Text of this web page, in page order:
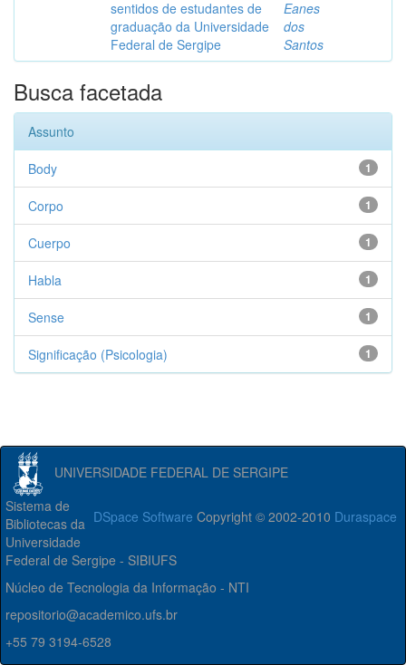
sentidos de estudantes de
graduação da Universidade
Federal de Sergipe
Eanes
dos
Santos
Busca facetada
Assunto
1
Body
1
Corpo
1
Cuerpo
1
Habla
1
Sense
1
Significação (Psicologia)
UNIVERSIDADE FEDERAL DE SERGIPE
DSpace Software Copyright © 2002-2010 Duraspace
Sistema de
Bibliotecas da
Universidade
Federal de Sergipe - SIBIUFS
Núcleo de Tecnologia da Informação - NTI
repositorio@academico.ufs.br
+55 79 3194-6528